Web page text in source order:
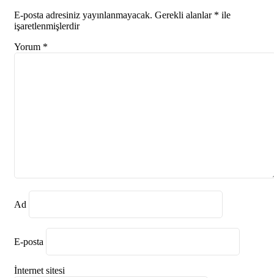
E-posta adresiniz yayınlanmayacak. Gerekli alanlar * ile
işaretlenmişlerdir
Yorum *
Ad
E-posta
İnternet sitesi